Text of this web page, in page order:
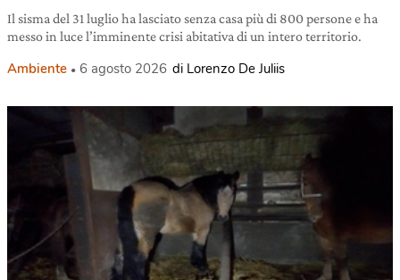
Il sisma del 31 luglio ha lasciato senza casa più di 800 persone e ha
messo in luce l’imminente crisi abitativa di un intero territorio.
Ambiente 6 agosto 2026 di Lorenzo De Juliis